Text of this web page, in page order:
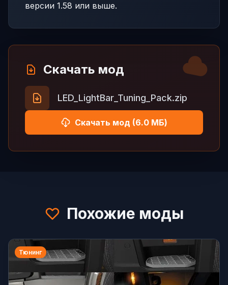
версии 1.58 или выше.
Скачать мод
LED_LightBar_Tuning_Pack.zip
Скачать мод (6.0 МБ)
Похожие моды
Тюнинг